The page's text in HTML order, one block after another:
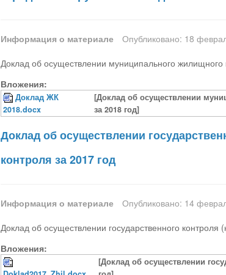
Информация о материале
Опубликовано: 18
Доклад об осуществлении муниципального жилищного
Вложения:
Доклад ЖК
2018.docx
[Доклад об осуществлении
за 2018 год]
Доклад об осуществлении
контроля за 2017 год
Информация о материале
Опубликовано: 14
Доклад об осуществлении государственного
Вложения:
[Доклад об осуществлении